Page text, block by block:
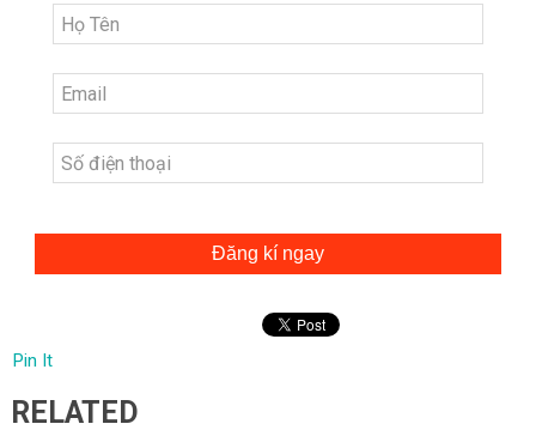
Đăng kí ngay
Pin It
RELATED